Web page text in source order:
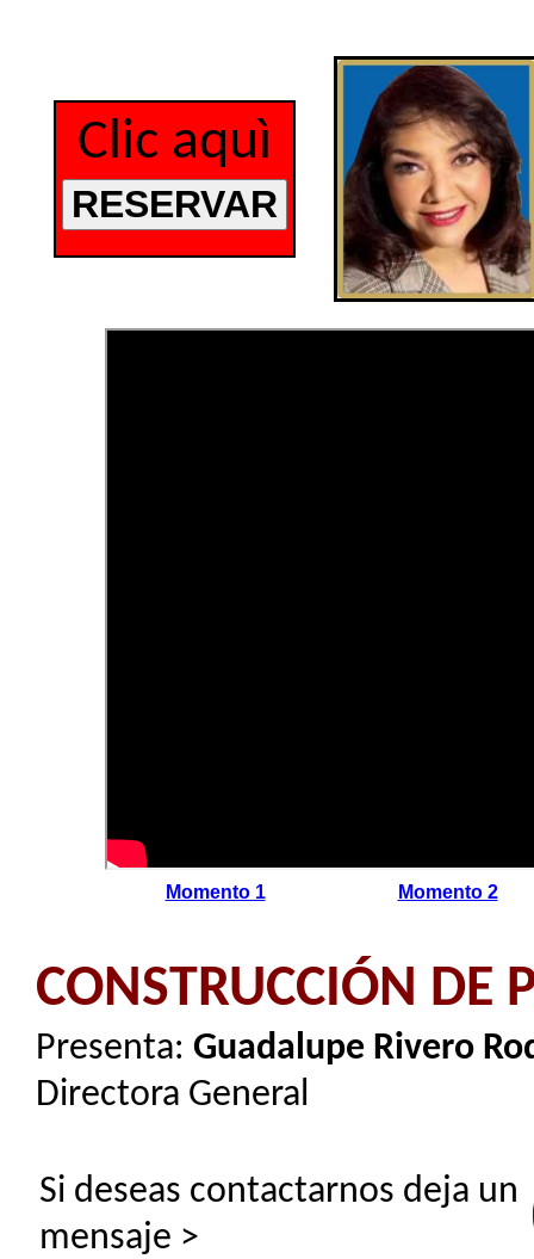
Clic aquì
Momento 1 Momento 2
CONSTRUCCIÓN DE
Presenta: Guadalupe Rivero
Directora General
Si deseas contactarnos deja un
mensaje >